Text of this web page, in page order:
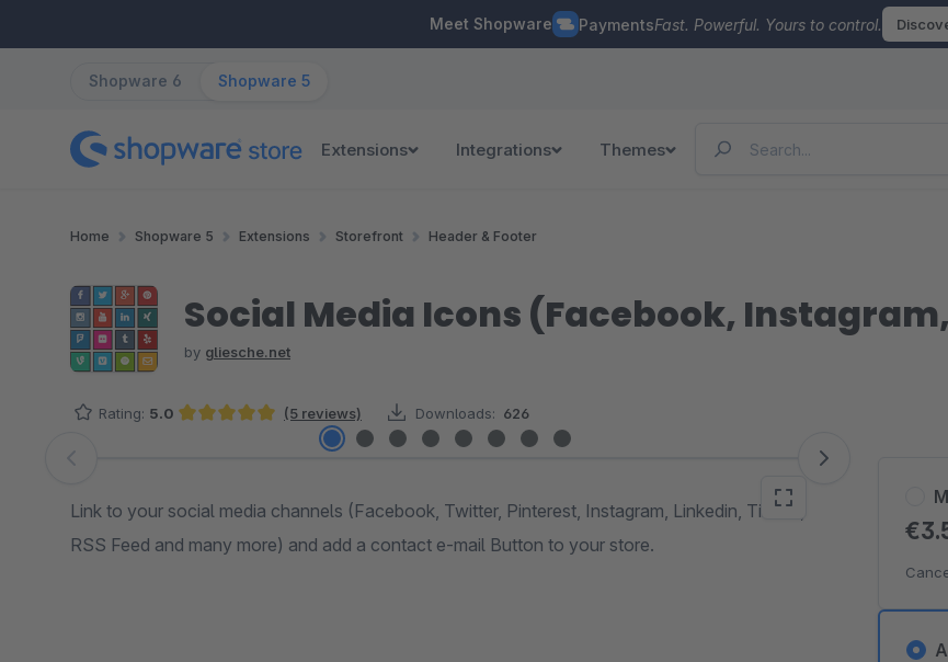
Meet Shopware PaymentsFast. Powerful. Yours to control.
Shopware 6 Shopware 5
Extensions Integrations Themes
Home Shopware 5 Extensions Storefront Header & Footer
Social Media Icons (Facebook,
by gliesche.net
Rating: 5.0 (5 reviews) Downloads: 626
Skip image gallery
Link to your social media channels (Facebook, Twitter, Pinterest, Instagram, Linkedin, TikTok,
RSS Feed and many more) and add a contact e-mail Button to your store.